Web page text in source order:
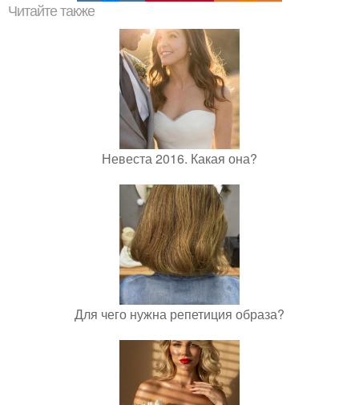
Читайте также
Невеста 2016. Какая она?
Для чего нужна репетиция образа?